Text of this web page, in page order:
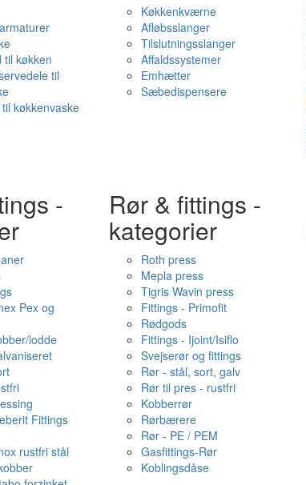
til køkken
til
køkkenvaske
Køkkenkværne
Afløbsslanger
Tilslutningsslanger
Affaldssystemer
Emhætter
Sæbedispensere
-
Pex og
lodde
Fittings
rustfri stål
Rør & fittings -
kategorier
Roth press
Mepla press
Tigris Wavin press
Fittings - Primofit
Rødgods
Fittings - Ijoint/Isiflo
Svejserør og fittings
Rør - stål, sort, galv
Rør til pres - rustfri
Kobberrør
Rørbærere
Rør - PE / PEM
Gasfittings-Rør
Koblingsdåse